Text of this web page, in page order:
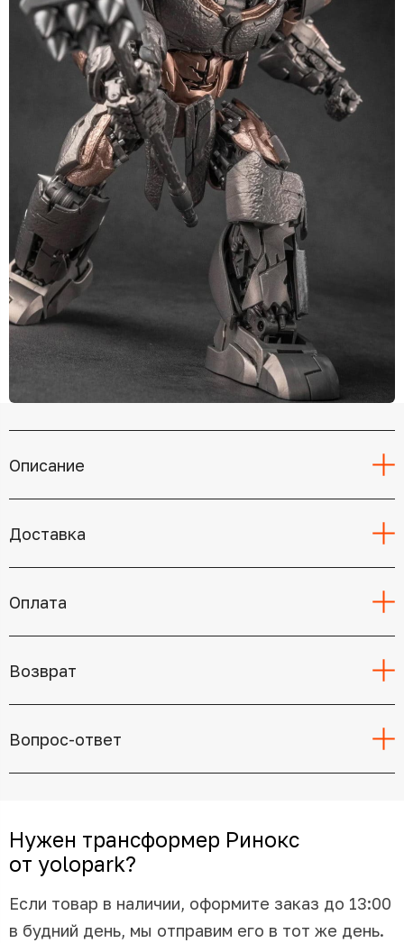
Описание
Доставка
Оплата
Возврат
Вопрос-ответ
Нужен трансформер Ринокс
от yolopark?
Если товар в наличии, оформите заказ до 13:00
в будний день, мы отправим его в тот же день.